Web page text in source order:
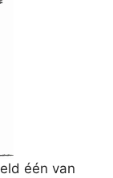
één van